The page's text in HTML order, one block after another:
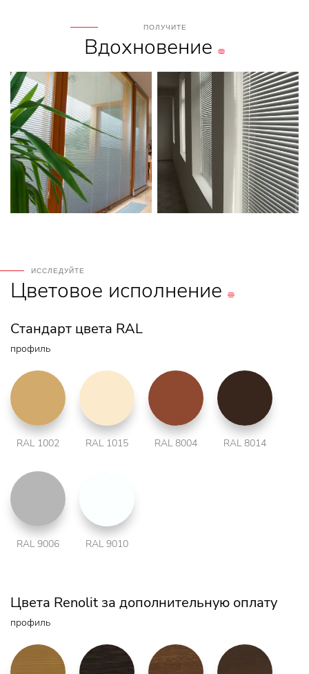
ПОЛУЧИТЕ
Вдохновение
ИССЛЕДУЙТЕ
Цветовое исполнение
Стандарт цвета RAL
профиль
RAL 1002 RAL 1015 RAL 8004 RAL 8014
RAL 9006 RAL 9010
Цвета Renolit за дополнительную оплату
профиль